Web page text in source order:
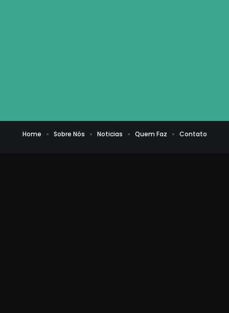
Home Sobre Nós Noticias Quem Faz Contato